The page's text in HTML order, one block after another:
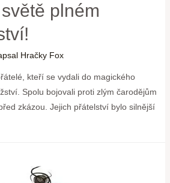
plném
Hračky Fox
kteří se vydali do magického
Spolu bojovali proti zlým čarodějům
zkázou. Jejich přátelství bylo silnější